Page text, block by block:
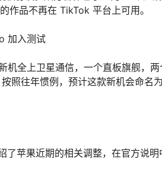
作品不再在 TikTok 平台上可用。
加入测试
机全上卫星通信，一个直板旗舰，两
照往年惯例，预计这款新机会命名
苹果近期的相关调整，在官方说明